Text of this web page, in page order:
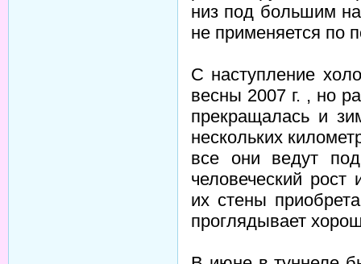
низ под большим
не применяется по
С наступление
весны 2007 г. , но
прекращалась и
нескольких
все они ведут
человеческий
их стены
проглядывает